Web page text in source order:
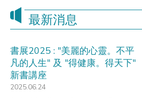
最新消息
書展2025 : "美麗的心靈。不平
凡的人生" 及 "得健康。得天下"
新書講座
2025.06.24